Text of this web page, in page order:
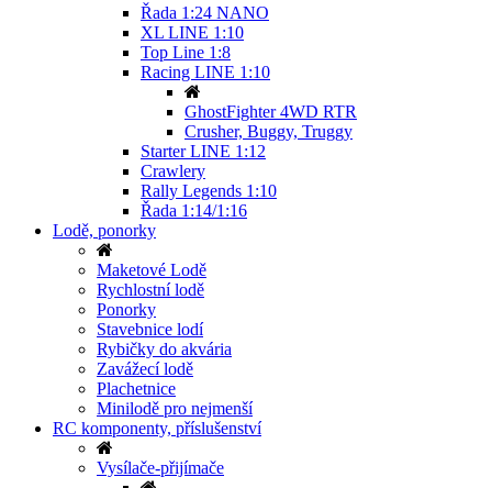
Řada 1:24 NANO
XL LINE 1:10
Top Line 1:8
Racing LINE 1:10
GhostFighter 4WD RTR
Crusher, Buggy, Truggy
Starter LINE 1:12
Crawlery
Rally Legends 1:10
Řada 1:14/1:16
Lodě, ponorky
Maketové Lodě
Rychlostní lodě
Ponorky
Stavebnice lodí
Rybičky do akvária
Zavážecí lodě
Plachetnice
Minilodě pro nejmenší
RC komponenty, příslušenství
Vysílače-přijímače